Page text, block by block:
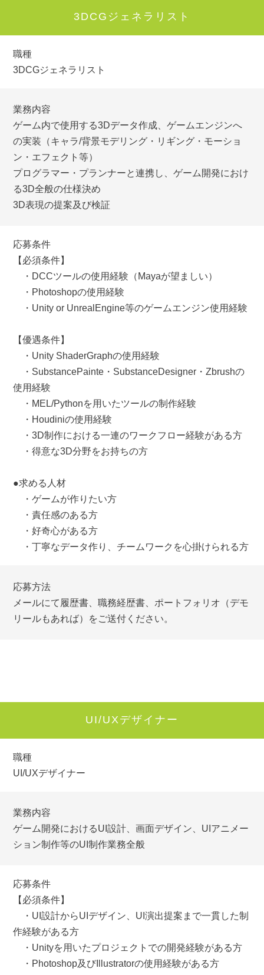
3DCGジェネラリスト
職種
3DCGジェネラリスト
業務内容
ゲーム内で使用する3Dデータ作成、ゲームエンジンへ
の実装（キャラ/背景モデリング・リギング・モーショ
ン・エフェクト等）
プログラマー・プランナーと連携し、ゲーム開発におけ
る3D全般の仕様決め
3D表現の提案及び検証
応募条件
【必須条件】
・DCCツールの使用経験（Mayaが望ましい）
・Photoshopの使用経験
・Unity or UnrealEngine等のゲームエンジン使用経験
【優遇条件】
・Unity ShaderGraphの使用経験
・SubstancePainte・SubstanceDesigner・Zbrushの
使用経験
・MEL/Pythonを用いたツールの制作経験
・Houdiniの使用経験
・3D制作における一連のワークフロー経験がある方
・得意な3D分野をお持ちの方
●求める人材
・ゲームが作りたい方
・責任感のある方
・好奇心がある方
・丁寧なデータ作り、チームワークを心掛けられる方
応募方法
メールにて履歴書、職務経歴書、ポートフォリオ（デモ
リールもあれば）をご送付ください。
UI/UXデザイナー
職種
UI/UXデザイナー
業務内容
ゲーム開発におけるUI設計、画面デザイン、UIアニメー
ション制作等のUI制作業務全般
応募条件
【必須条件】
・UI設計からUIデザイン、UI演出提案まで一貫した制
作経験がある方
・Unityを用いたプロジェクトでの開発経験がある方
・Photoshop及びIllustratorの使用経験がある方